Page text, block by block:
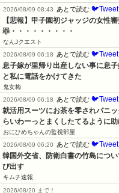
2026/08/09 08:43
あとで読む 🐦Tweet
【悲報】甲子園初ジャッジの女性
罪・・・・・・・・・
なんJクエスト
2026/08/09 06:18
あとで読む 🐦Tweet
息子嫁が里帰り出産しない事に息
と私に電話をかけてきた
鬼女梅
2026/08/09 06:18
あとで読む 🐦Tweet
就活用スーツにお茶を零されパニ
らいわーっとまくしたてるように
おにひめちゃんの監視部屋
2026/08/09 06:20
あとで読む 🐦Tweet
韓国外交省、防衛白書の竹島につ
び出す
キムチ速報
2026/08/20 まで！